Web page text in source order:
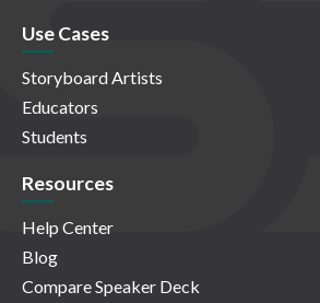
Use Cases
Storyboard Artists
Educators
Students
Resources
Help Center
Blog
Compare Speaker Deck